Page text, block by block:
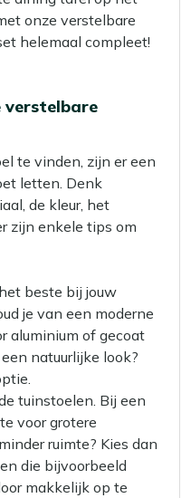
onze verstelbare
helemaal compleet!
verstelbare
te vinden, zijn er een
letten. Denk
de kleur, het
zijn enkele tips om
beste bij jouw
je van een moderne
aluminium of gecoat
natuurlijke look?
tuinstoelen. Bij een
voor grotere
ruimte? Kies dan
die bijvoorbeeld
makkelijk op te